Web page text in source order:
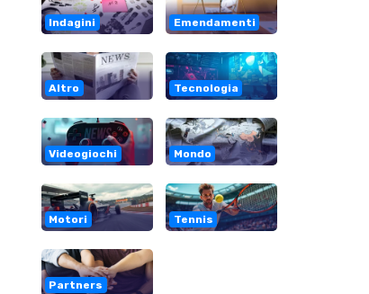
Indagini Emendamenti
Altro Tecnologia
Videogiochi Mondo
Motori Tennis
Partners